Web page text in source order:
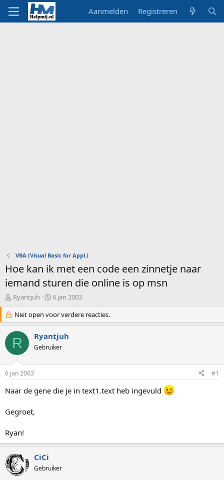
Aanmelden Registreren
VBA (Visual Basic for Appl.)
Hoe kan ik met een code een zinnetje naar
iemand sturen die online is op msn
O
d
e
r
w
e
s
a
t
r
Ryantjuh
S
a
r
t
d
a
m
6 jan 2003
Niet open voor verdere reacties.
R Ryantjuh
Gebruiker
6 jan 2003 #1
Naar de gene die je in text1.text heb ingevuld
Gegroet,
Ryan!
CiCi
Gebruiker